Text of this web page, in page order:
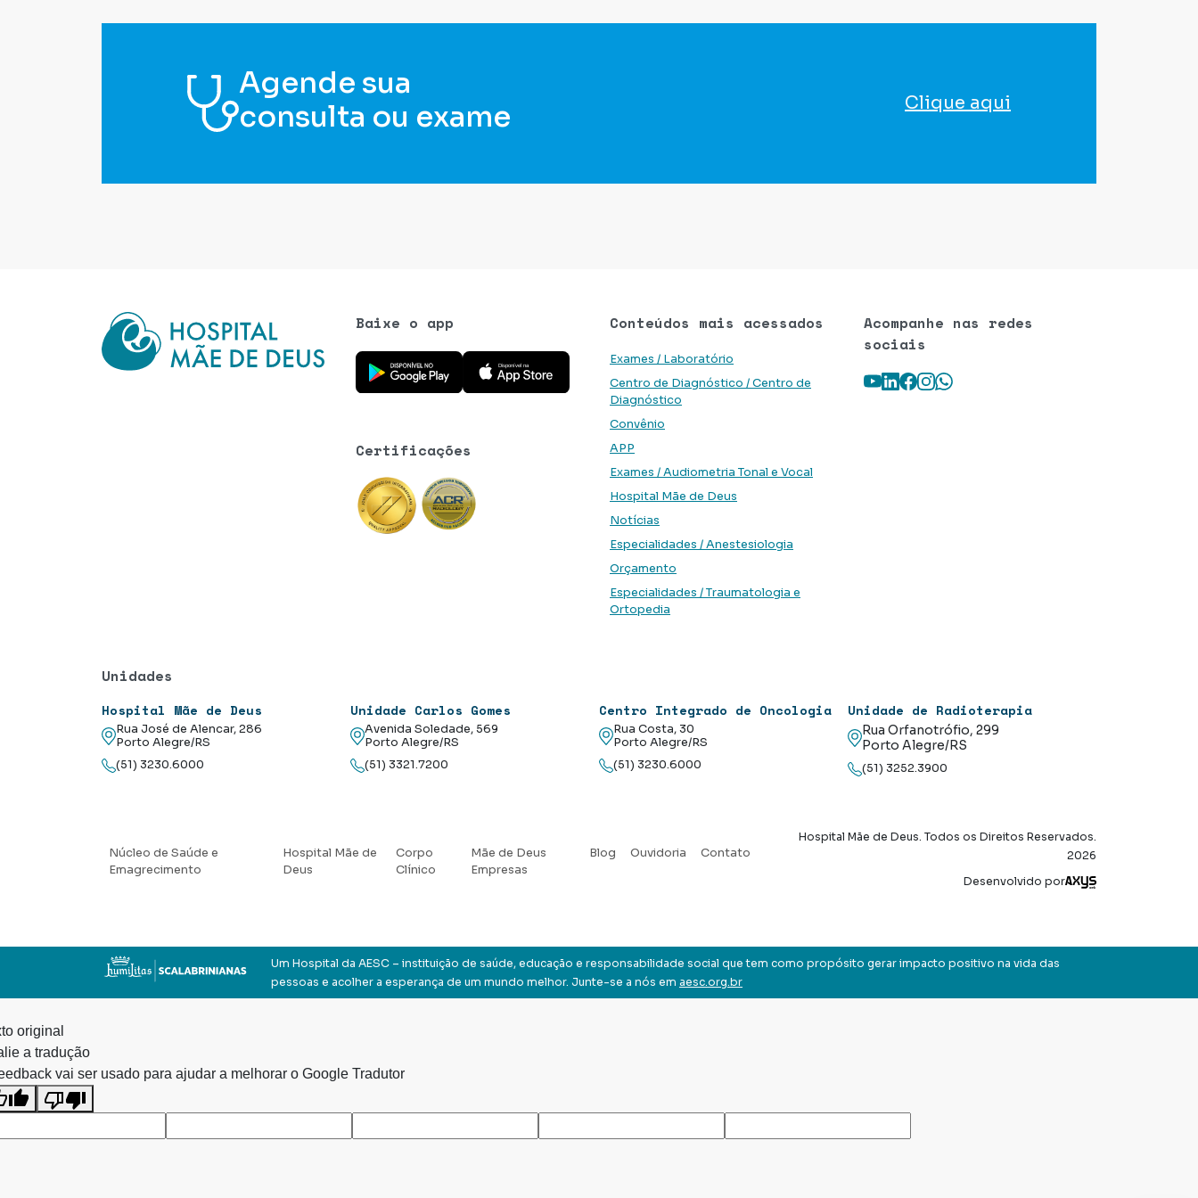
Agende sua
consulta ou exame
Clique aqui
Conteúdos mais acessados
Exames / Laboratório
Centro de Diagnóstico / Centro de
Diagnóstico
Convênio
APP
Exames / Audiometria Tonal e Vocal
Hospital Mãe de Deus
Notícias
Especialidades / Anestesiologia
Orçamento
Especialidades / Traumatologia e
Ortopedia
Baixe o app
Baixe o aplicativo na Google Play Store
Baixe o aplicativo na App Store
Certificações
Acompanhe nas redes
sociais
Youtube
LinkedIn
Facebook
Instagram
WhatsApp
Unidades
Hospital Mãe de Deus
Rua José de Alencar, 286
Porto Alegre/RS
(51) 3230.6000
Unidade Carlos Gomes
Avenida Soledade, 569
Porto Alegre/RS
(51) 3321.7200
Centro Integrado de Oncologia
Rua Costa, 30
Porto Alegre/RS
(51) 3230.6000
Unidade de Radioterapia
Rua Orfanotrófio, 299
Porto Alegre/RS
(51) 3252.3900
Núcleo de Saúde e
Emagrecimento
Hospital Mãe de
Deus
Corpo
Clínico
Mãe de Deus
Empresas
Blog Ouvidoria Contato
Hospital Mãe de Deus. Todos os Direitos Reservados.
2026
Desenvolvido por
Axysweb
Um Hospital da AESC – instituição de saúde, educação e responsabilidade social que tem como propósito gerar impacto positivo na vida das
pessoas e acolher a esperança de um mundo melhor. Junte-se a nós em aesc.org.br
original
a tradução
vai ser usado para ajudar a melhorar o Google Tradutor